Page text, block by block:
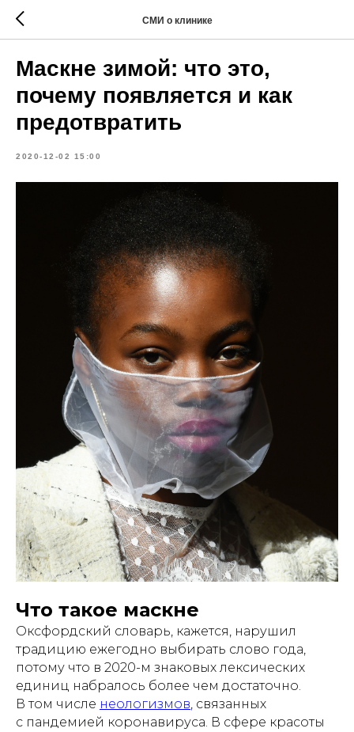
СМИ о клинике
Маскне зимой: что это,
почему появляется и как
предотвратить
2020-12-02 15:00
Что такое маскне
Оксфордский словарь, кажется, нарушил
традицию ежегодно выбирать слово года,
потому что в 2020-м знаковых лексических
единиц набралось более чем достаточно.
В том числе неологизмов, связанных
с пандемией коронавируса. В сфере красоты